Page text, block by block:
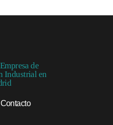
Contacto